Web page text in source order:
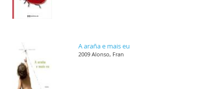
A araña e mais eu
2009 Alonso, Fran